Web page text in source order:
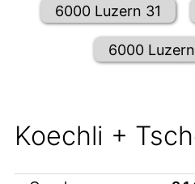
6000 Luzern 31
6000
Koechli +